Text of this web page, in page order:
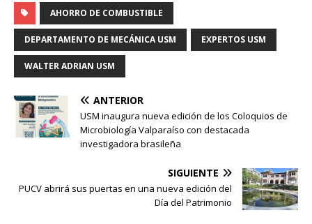
AHORRO DE COMBUSTIBLE
DEPARTAMENTO DE MECÁNICA USM EXPERTOS USM
WALTER ADRIAN USM
ANTERIOR
USM inaugura nueva edición de los Coloquios de
Microbiología Valparaíso con destacada
investigadora brasileña
SIGUIENTE
PUCV abrirá sus puertas en una nueva edición del
Día del Patrimonio